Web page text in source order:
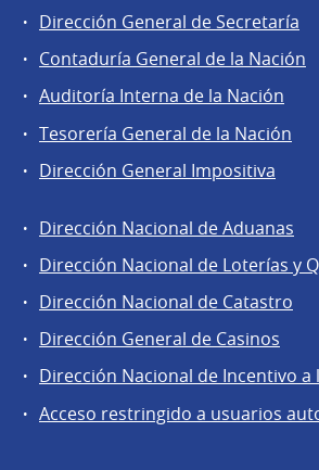
Dirección General de Secretaría
Contaduría General de la Nación
Auditoría Interna de la Nación
Tesorería General de la Nación
Dirección General Impositiva
Áreas
de
la
Dirección
General
de
Secretaría
Dirección Nacional de Aduanas
Dirección Nacional de Loterías y
Dirección Nacional de Catastro
Dirección General de Casinos
Dirección Nacional de Incentivo a
Acceso restringido a usuarios